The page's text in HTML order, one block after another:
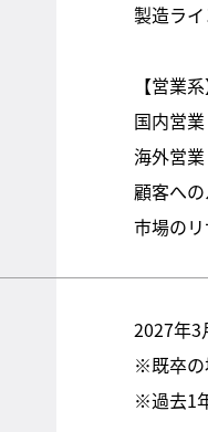
製造ラ
【営業系
国内営
海外営
顧客へ
市場の
2027年3
※既卒の
※過去1